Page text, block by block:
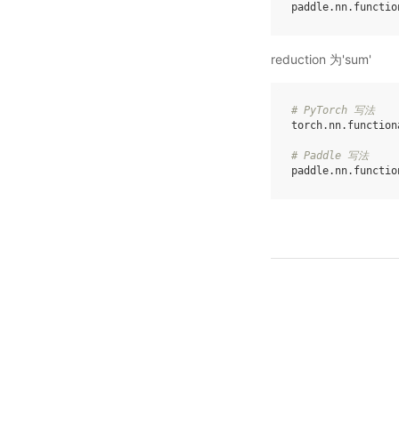
paddle. nn.
reduction 为'sum'
# PyTorch 写法
torch. nn.
# Paddle 写法
paddle. nn.